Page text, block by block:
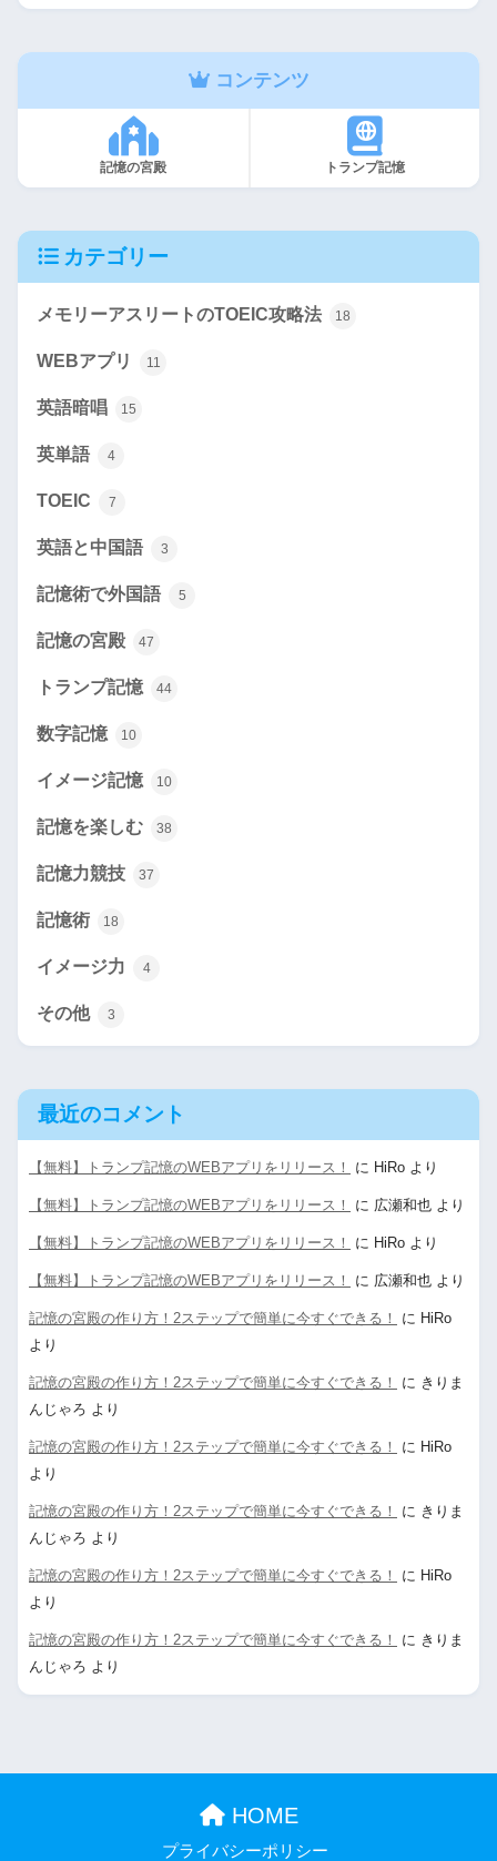
コンテンツ
記憶の宮殿 トランプ記憶
カテゴリー
メモリーアスリートのTOEIC攻略法 18
WEBアプリ 11
英語暗唱 15
英単語 4
TOEIC 7
英語と中国語 3
記憶術で外国語 5
記憶の宮殿 47
トランプ記憶 44
数字記憶 10
イメージ記憶 10
記憶を楽しむ 38
記憶力競技 37
記憶術 18
イメージ力 4
その他 3
最近のコメント
【無料】トランプ記憶のWEBアプリをリリース！ に HiRo より
【無料】トランプ記憶のWEBアプリをリリース！ に 広瀬和也 より
【無料】トランプ記憶のWEBアプリをリリース！ に HiRo より
【無料】トランプ記憶のWEBアプリをリリース！ に 広瀬和也 より
記憶の宮殿の作り方！2ステップで簡単に今すぐできる！ に HiRo
より
記憶の宮殿の作り方！2ステップで簡単に今すぐできる！ に きりま
んじゃろ より
記憶の宮殿の作り方！2ステップで簡単に今すぐできる！ に HiRo
より
記憶の宮殿の作り方！2ステップで簡単に今すぐできる！ に きりま
んじゃろ より
記憶の宮殿の作り方！2ステップで簡単に今すぐできる！ に HiRo
より
記憶の宮殿の作り方！2ステップで簡単に今すぐできる！ に きりま
んじゃろ より
HOME
プライバシーポリシー